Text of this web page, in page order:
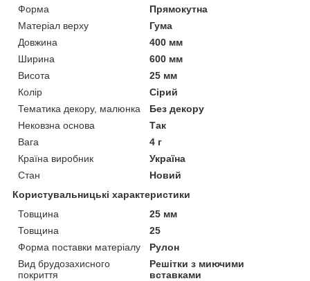
Форма
Прямокутна
Матеріал верху
Гума
Довжина
400 мм
Ширина
600 мм
Висота
25 мм
Колір
Сірий
Тематика декору, малюнка
Без декору
Нековзна основа
Так
Вага
4 г
Країна виробник
Україна
Стан
Новий
Користувальницькі характеристики
Товщина
25 мм
Товщина
25
Форма поставки матеріалу
Рулон
Вид брудозахисного
покриття
Решітки з миючими
вставками